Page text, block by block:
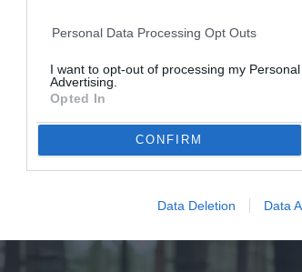
Personal Data Processing Opt Outs
I want to opt-out of processing my
Advertising.
Opted In
CONFIRM
Data Deletion Data